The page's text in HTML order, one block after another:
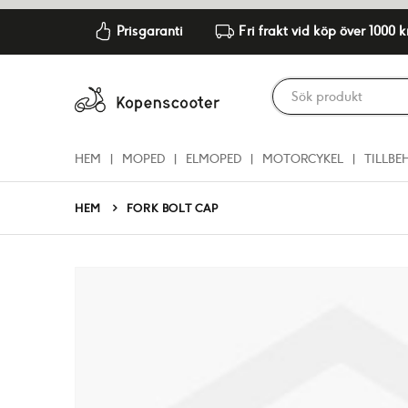
Prisgaranti Fri frakt vid köp över 1000
HEM MOPED ELMOPED MOTORCYKEL
HEM FORK BOLT CAP